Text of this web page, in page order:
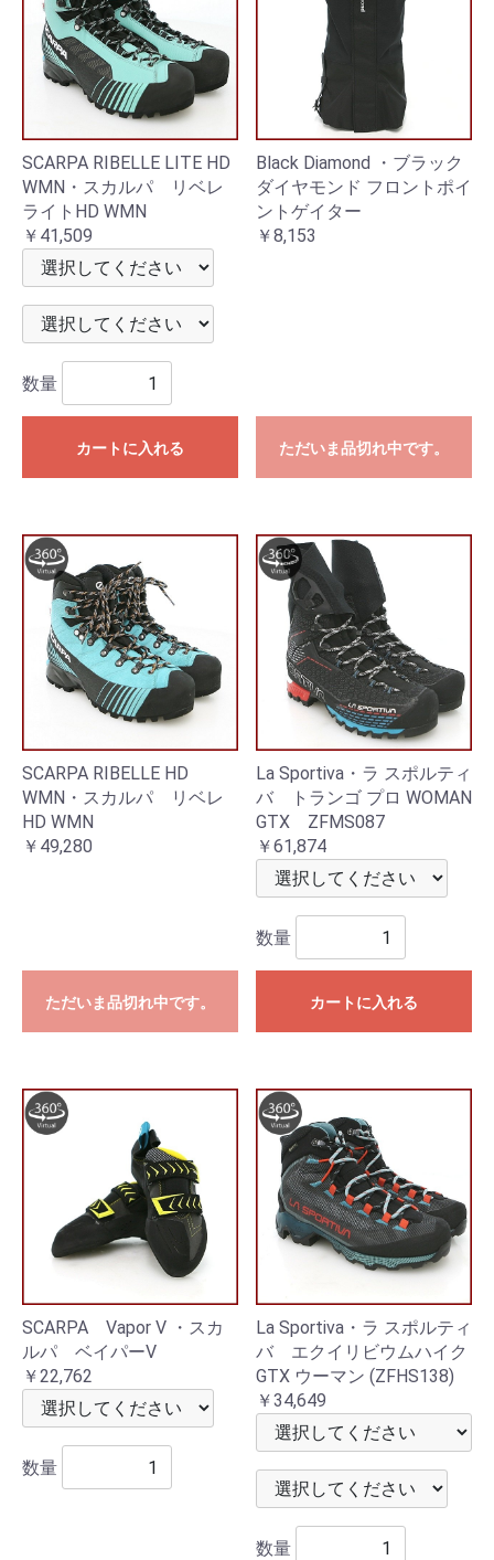
SCARPA RIBELLE LITE HD
WMN・スカルパ リベレ
ライトHD WMN
￥41,509
数量
カートに入れる
Black Diamond ・ブラック
ダイヤモンド フロントポイ
ントゲイター
￥8,153
ただいま品切れ中です。
SCARPA RIBELLE HD
WMN・スカルパ リベレ
HD WMN
￥49,280
ただいま品切れ中です。
La Sportiva・ラ スポルティ
バ トランゴ プロ WOMAN
GTX ZFMS087
￥61,874
数量
カートに入れる
SCARPA Vapor V ・スカ
ルパ ベイパーV
￥22,762
数量
La Sportiva・ラ スポルティ
バ エクイリビウムハイク
GTX ウーマン (ZFHS138)
￥34,649
数量